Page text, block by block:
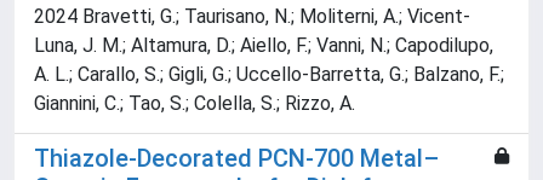
2024 Bravetti, G.; Taurisano, N.; Moliterni, A.; Vicent-
Luna, J. M.; Altamura, D.; Aiello, F.; Vanni, N.; Capodilupo,
A. L.; Carallo, S.; Gigli, G.; Uccello-Barretta, G.; Balzano, F.;
Giannini, C.; Tao, S.; Colella, S.; Rizzo, A.
Thiazole-Decorated PCN-700 Metal–